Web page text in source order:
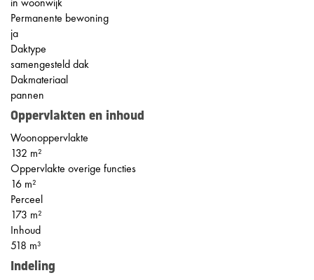
Permanente bewoning
ja
Daktype
samengesteld dak
Dakmateriaal
pannen
Oppervlakten en inhoud
Woonoppervlakte
132 m²
Oppervlakte overige functies
16 m²
Perceel
173 m²
Inhoud
518 m³
Indeling